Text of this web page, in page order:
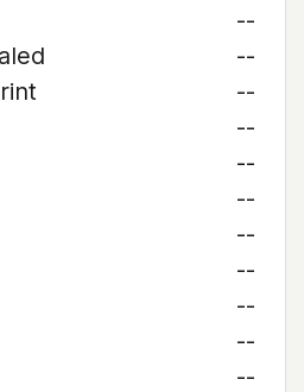
--
--
--
--
--
--
--
--
--
--
--